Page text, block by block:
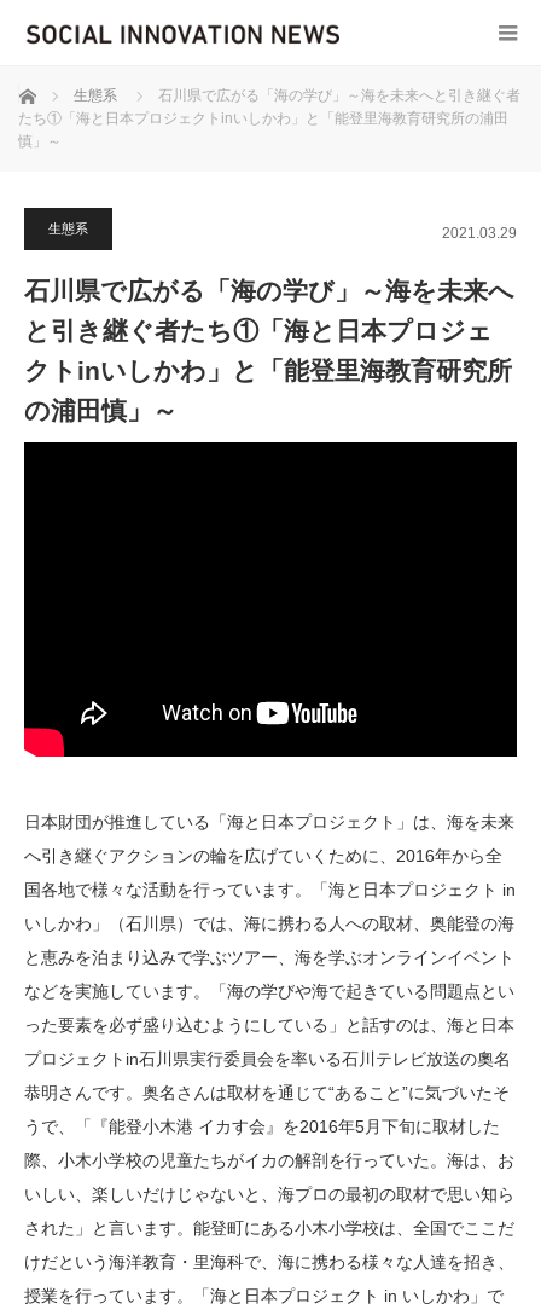
ホーム 生態系
石川県で広がる「海の学び」～海を未来へと引き継ぐ者
たち①「海と日本プロジェクトinいしかわ」と「能登里海教育研究所の浦田
慎」～
生態系 2021.03.29
石川県で広がる「海の学び」～海を未来へ
と引き継ぐ者たち①「海と日本プロジェ
クトinいしかわ」と「能登里海教育研究所
の浦田慎」～
日本財団が推進している「海と日本プロジェクト」は、海を未来
へ引き継ぐアクションの輪を広げていくために、2016年から全
国各地で様々な活動を行っています。「海と日本プロジェクト in
いしかわ」（石川県）では、海に携わる人への取材、奥能登の海
と恵みを泊まり込みで学ぶツアー、海を学ぶオンラインイベント
などを実施しています。「海の学びや海で起きている問題点とい
った要素を必ず盛り込むようにしている」と話すのは、海と日本
プロジェクトin石川県実行委員会を率いる石川テレビ放送の奧名
恭明さんです。奥名さんは取材を通じて“あること”に気づいたそ
うで、「『能登小木港 イカす会』を2016年5月下旬に取材した
際、小木小学校の児童たちがイカの解剖を行っていた。海は、お
いしい、楽しいだけじゃないと、海プロの最初の取材で思い知ら
された」と言います。能登町にある小木小学校は、全国でここだ
けだという海洋教育・里海科で、海に携わる様々な人達を招き、
授業を行っています。「海と日本プロジェクト in いしかわ」で